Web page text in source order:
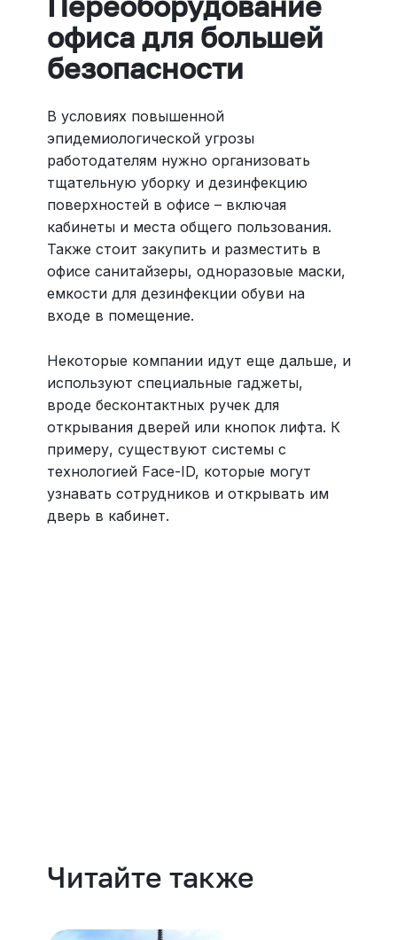
офиса для большей
безопасности
В условиях повышенной
эпидемиологической угрозы
работодателям нужно организовать
тщательную уборку и дезинфекцию
поверхностей в офисе – включая
кабинеты и места общего пользования.
Также стоит закупить и разместить в
офисе санитайзеры, одноразовые маски,
емкости для дезинфекции обуви на
входе в помещение.
Некоторые компании идут еще дальше, и
используют специальные гаджеты,
вроде бесконтактных ручек для
открывания дверей или кнопок лифта. К
примеру, существуют системы с
технологией Face-ID, которые могут
узнавать сотрудников и открывать им
дверь в кабинет.
Читайте также